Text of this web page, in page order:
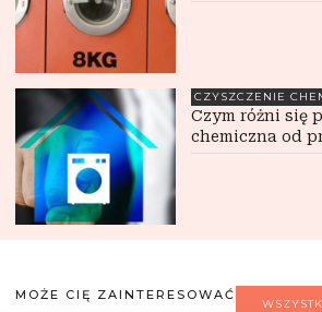
CZYSZCZENIE
Czym różni się
chemiczna od
MOŻE CIĘ ZAINTERESOWAĆ